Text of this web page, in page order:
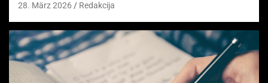
28. März 2026 Redakcija